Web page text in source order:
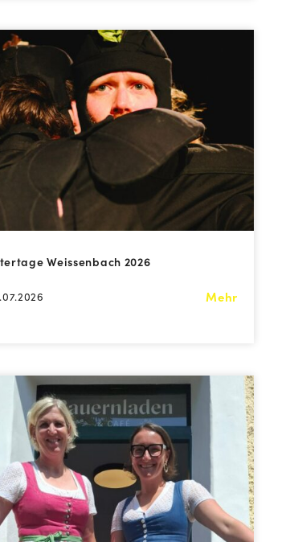
Weissenbach 2026
Mehr